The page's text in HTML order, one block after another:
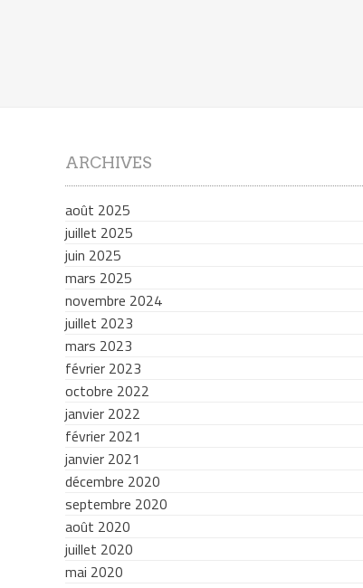
ARCHIVES
août 2025
juillet 2025
juin 2025
mars 2025
novembre 2024
juillet 2023
mars 2023
février 2023
octobre 2022
janvier 2022
février 2021
janvier 2021
décembre 2020
septembre 2020
août 2020
juillet 2020
mai 2020